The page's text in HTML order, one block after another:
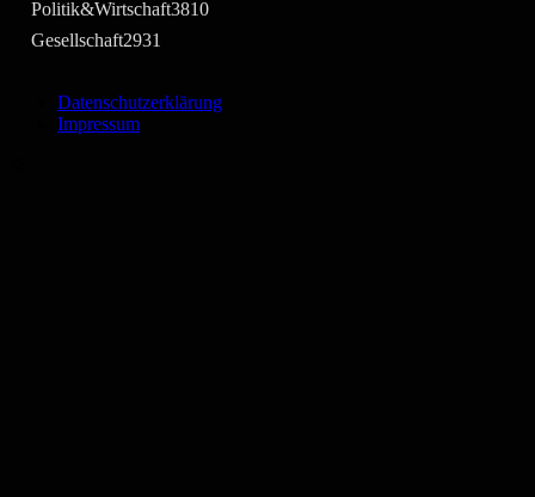
Politik&Wirtschaft3810
Gesellschaft2931
Datenschutzerklärung
Impressum